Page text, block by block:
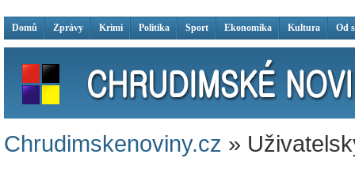
Domů Zprávy Krimi Politika Sport Ekonomika Kultura Od
Chrudimskenoviny.cz »